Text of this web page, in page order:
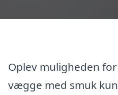
Oplev muligheden
vægge med smuk